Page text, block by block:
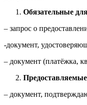
Обязательные
– запрос о
-документ,
– документ (платёжка,
– документ,